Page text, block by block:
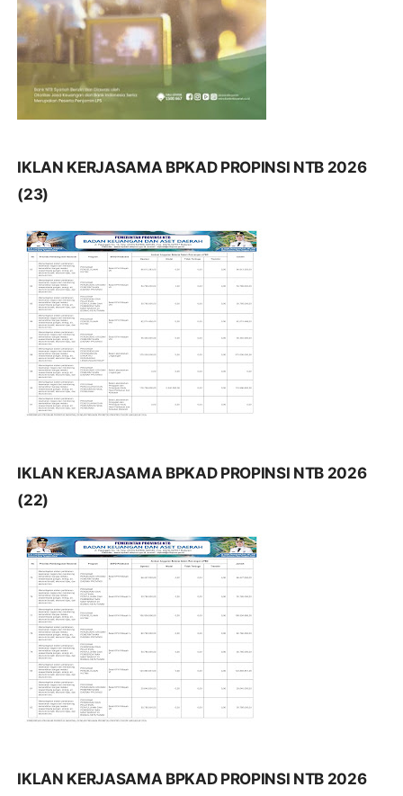
IKLAN KERJASAMA BPKAD PROPINSI NTB 2026
(23)
IKLAN KERJASAMA BPKAD PROPINSI NTB 2026
(22)
IKLAN KERJASAMA BPKAD PROPINSI NTB 2026